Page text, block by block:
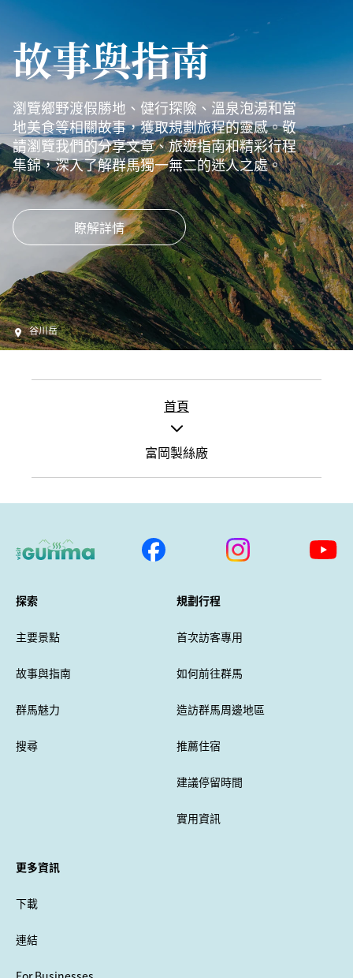
故事與指南
瀏覽鄉野渡假勝地、健行探險、溫泉泡湯和當
地美食等相關故事，獲取規劃旅程的靈感。敬
請瀏覽我們的分享文章、旅遊指南和精彩行程
集錦，深入了解群馬獨一無二的迷人之處。
瞭解詳情
谷川岳
首頁
富岡製絲廠
探索
主要景點
故事與指南
群馬魅力
搜尋
規劃行程
首次訪客專用
如何前往群馬
造訪群馬周邊地區
推薦住宿
建議停留時間
實用資訊
更多資訊
下載
連結